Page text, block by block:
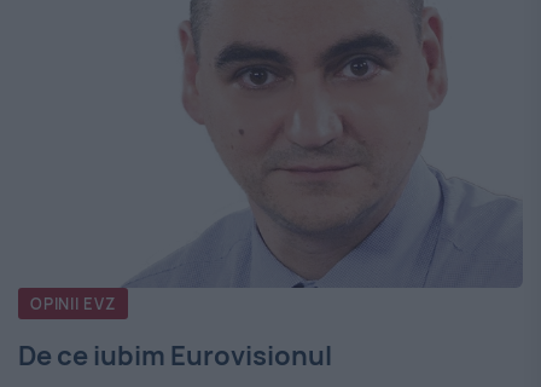
OPINII EVZ
De ce iubim Eurovisionul